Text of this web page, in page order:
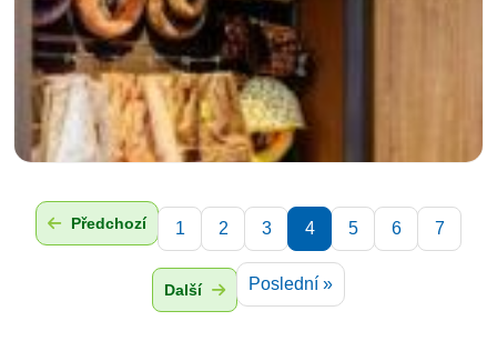
Předchozí 1 2 3 4 5 6 7
Další Poslední »